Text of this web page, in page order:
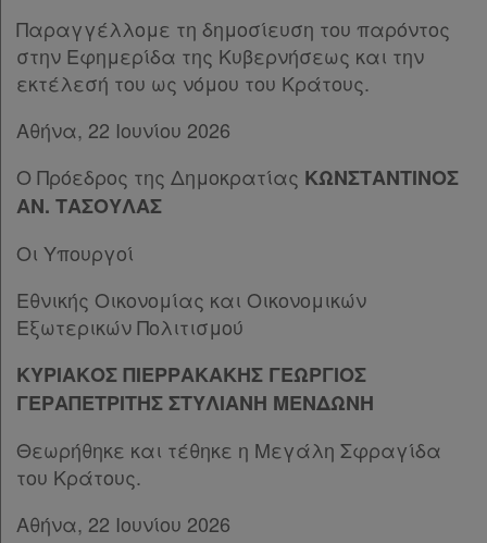
Ομαδικά
πακέτα
Παροχές
σε
συνδρομητές
Ενεργοί
συνδρομητές
Τα
αγαπημένα
μου
Οι
Παραγγέλλομε τη δημοσίευση του παρόντος
στην Εφημερίδα της Κυβερνήσεως και την
εκτέλεσή του ως νόμου του Κράτους.
Αθήνα, 22 Ιουνίου 2026
Ο Πρόεδρος της Δημοκρατίας ΚΩΝΣΤΑΝΤΙΝΟΣ
ΑΝ. ΤΑΣΟΥΛΑΣ
Οι Υπουργοί
Εθνικής Οικονομίας και Οικονομικών
Εξωτερικών Πολιτισμού
ΚΥΡΙΑΚΟΣ ΠΙΕΡΡΑΚΑΚΗΣ ΓΕΩΡΓΙΟΣ
ΓΕΡΑΠΕΤΡΙΤΗΣ ΣΤΥΛΙΑΝΗ ΜΕΝΔΩΝΗ
Θεωρήθηκε και τέθηκε η Μεγάλη Σφραγίδα
του Κράτους.
Αθήνα, 22 Ιουνίου 2026